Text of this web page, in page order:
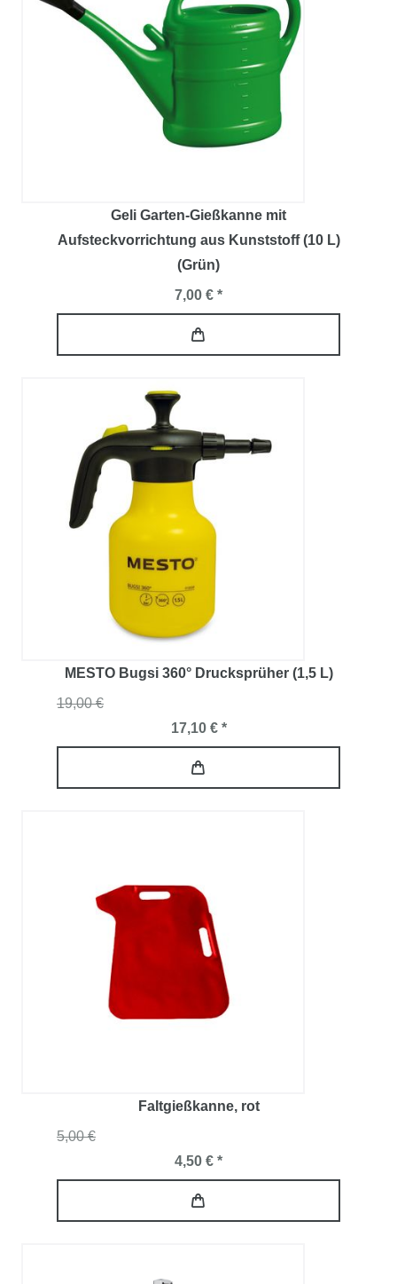
Geli Garten-Gießkanne mit
Aufsteckvorrichtung aus Kunststoff (10 L)
(Grün)
7,00 € *
MESTO Bugsi 360° Drucksprüher (1,5 L)
19,00 €
17,10 € *
Faltgießkanne, rot
5,00 €
4,50 € *